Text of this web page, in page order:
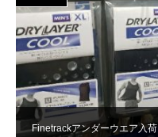
Finetrackアンダーウエア入荷